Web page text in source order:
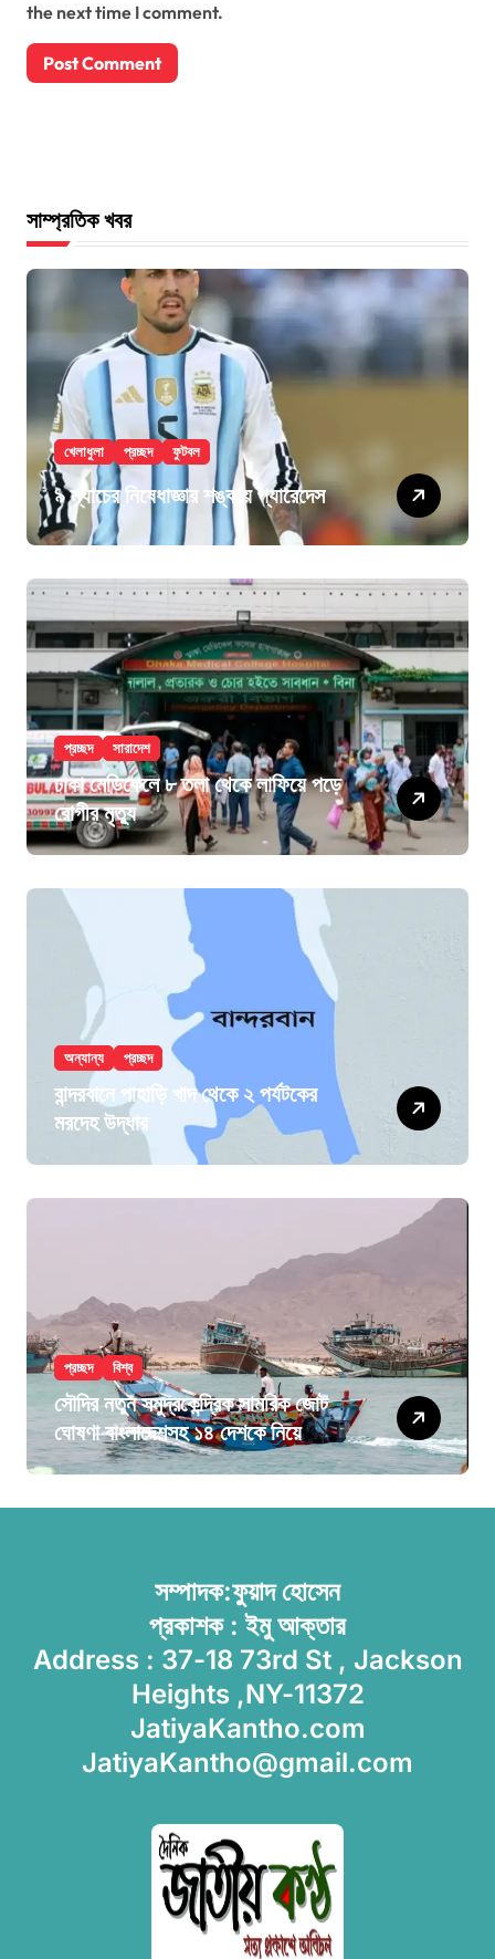
the next time I comment.
সাম্প্রতিক খবর
খেলাধুলা প্রচ্ছদ ফুটবল
৯ ম্যাচের নিষেধাজ্ঞার শঙ্কায় প্যারেদেস
প্রচ্ছদ সারাদেশ
ঢাকা মেডিকেলে ৮ তলা থেকে লাফিয়ে পড়ে
রোগীর মৃত্যু
অন্যান্য প্রচ্ছদ
বান্দরবানে পাহাড়ি খাদ থেকে ২ পর্যটকের
মরদেহ উদ্ধার
প্রচ্ছদ বিশ্ব
সৌদির নতুন সমুদ্রকেন্দ্রিক সামরিক জোট
ঘোষণা বাংলাদেশসহ ১৪ দেশকে নিয়ে
সম্পাদক:ফুয়াদ হোসেন
প্রকাশক : ইমু আক্তার
Address : 37-18 73rd St , Jackson
Heights ,NY-11372
JatiyaKantho.com
JatiyaKantho@gmail.com